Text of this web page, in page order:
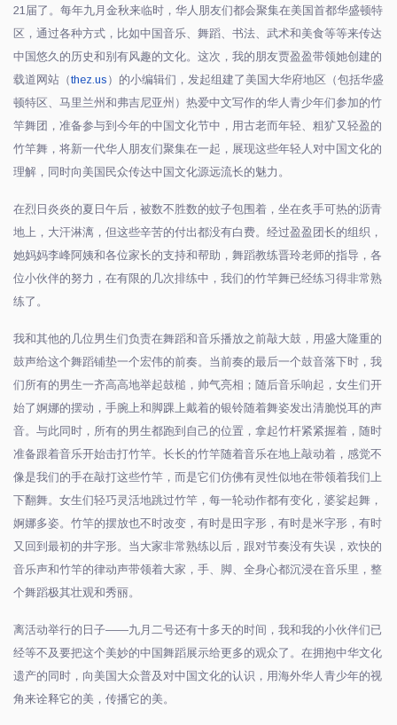
21届了。每年九月金秋来临时，华人朋友们都会聚集在美国首都华盛顿特
区，通过各种方式，比如中国音乐、舞蹈、书法、武术和美食等等来传达
中国悠久的历史和别有风趣的文化。这次，我的朋友贾盈盈带领她创建的
载道网站（thez.us ）的小编辑们，发起组建了美国大华府地区（包括华盛
顿特区、马里兰州和弗吉尼亚州）热爱中文写作的华人青少年们参加的竹
竿舞团，准备参与到今年的中国文化节中，用古老而年轻、粗犷又轻盈的
竹竿舞，将新一代华人朋友们聚集在一起，展现这些年轻人对中国文化的
理解，同时向美国民众传达中国文化源远流长的魅力。
在烈日炎炎的夏日午后，被数不胜数的蚊子包围着，坐在炙手可热的沥青
地上，大汗淋漓，但这些辛苦的付出都没有白费。经过盈盈团长的组织，
她妈妈李峰阿姨和各位家长的支持和帮助，舞蹈教练晋玲老师的指导，各
位小伙伴的努力，在有限的几次排练中，我们的竹竿舞已经练习得非常熟
练了。
我和其他的几位男生们负责在舞蹈和音乐播放之前敲大鼓，用盛大隆重的
鼓声给这个舞蹈铺垫一个宏伟的前奏。当前奏的最后一个鼓音落下时，我
们所有的男生一齐高高地举起鼓槌，帅气亮相；随后音乐响起，女生们开
始了婀娜的摆动，手腕上和脚踝上戴着的银铃随着舞姿发出清脆悦耳的声
音。与此同时，所有的男生都跑到自己的位置，拿起竹杆紧紧握着，随时
准备跟着音乐开始击打竹竿。长长的竹竿随着音乐在地上敲动着，感觉不
像是我们的手在敲打这些竹竿，而是它们仿佛有灵性似地在带领着我们上
下翻舞。女生们轻巧灵活地跳过竹竿，每一轮动作都有变化，婆娑起舞，
婀娜多姿。竹竿的摆放也不时改变，有时是田字形，有时是米字形，有时
又回到最初的井字形。当大家非常熟练以后，跟对节奏没有失误，欢快的
音乐声和竹竿的律动声带领着大家，手、脚、全身心都沉浸在音乐里，整
个舞蹈极其壮观和秀丽。
离活动举行的日子——九月二号还有十多天的时间，我和我的小伙伴们已
经等不及要把这个美妙的中国舞蹈展示给更多的观众了。在拥抱中华文化
遗产的同时，向美国大众普及对中国文化的认识，用海外华人青少年的视
角来诠释它的美，传播它的美。